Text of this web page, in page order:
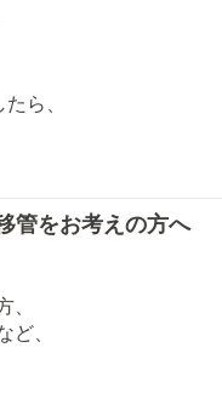
ら、
管をお考えの方へ
、
ど、